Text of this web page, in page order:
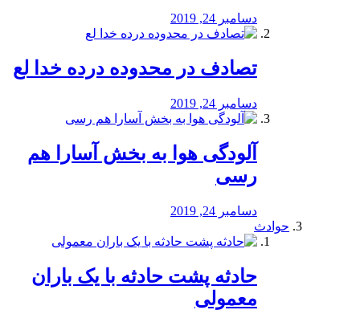
دسامبر 24, 2019
تصادف در محدوده درده خدا لع
دسامبر 24, 2019
آلودگی هوا به بخش آسارا هم
رسی
دسامبر 24, 2019
حوادث
️حادثه پشت حادثه با یک باران
معمولی